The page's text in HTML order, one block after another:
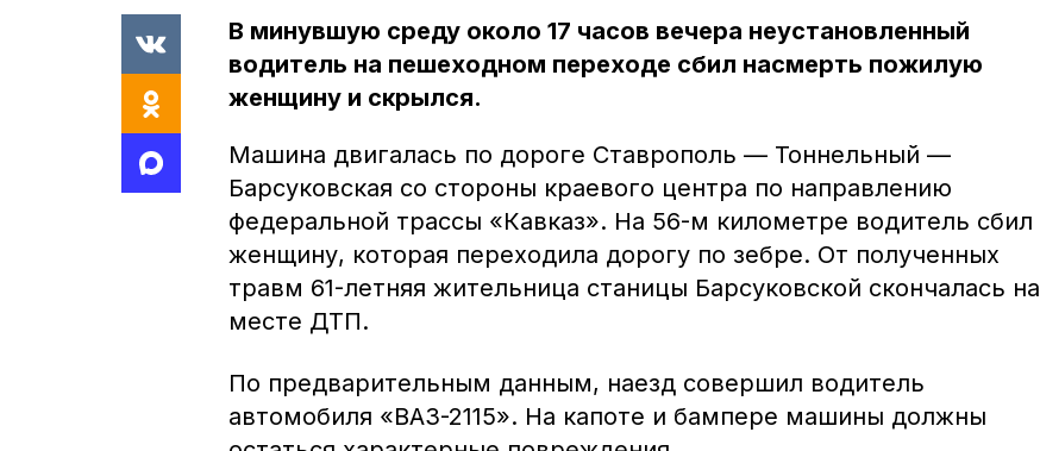
В минувшую среду около 17 часов вечера неустановленный
водитель на пешеходном переходе сбил насмерть пожилую
женщину и скрылся.
Машина двигалась по дороге Ставрополь — Тоннельный —
Барсуковская со стороны краевого центра по направлению
федеральной трассы «Кавказ». На 56-м километре водитель сбил
женщину, которая переходила дорогу по зебре. От полученных
травм 61-летняя жительница станицы Барсуковской скончалась на
месте ДТП.
По предварительным данным, наезд совершил водитель
автомобиля «ВАЗ-2115». На капоте и бампере машины должны